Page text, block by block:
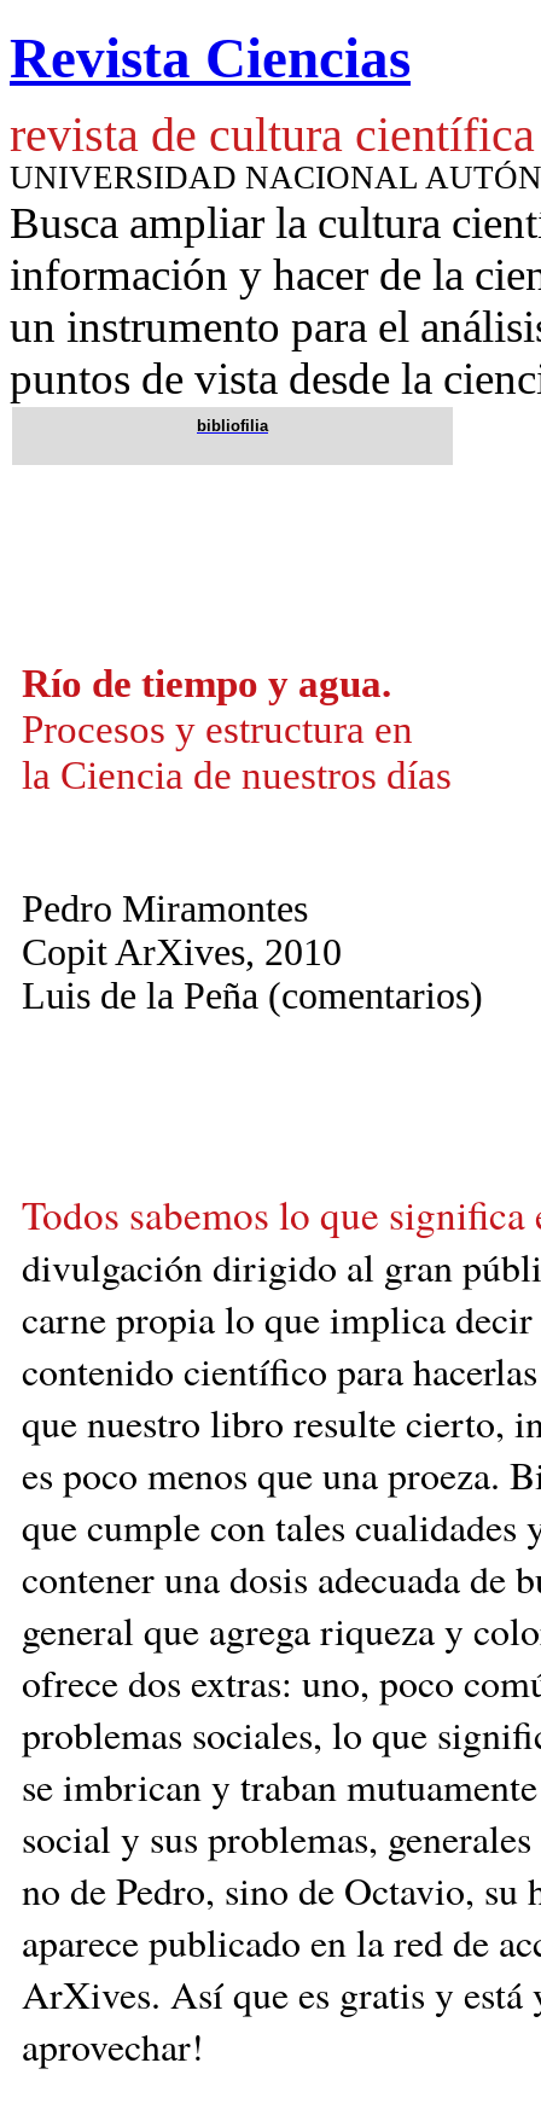
Revista Ciencias
revista de cultura científica
UNIVERSIDAD NACIONAL
Busca ampliar la cultura
información y hacer de la
un instrumento para el
puntos de vista desde la
bibliofilia
Río de tiempo y agua.
Procesos y estructura en
la Ciencia de nuestros días
Pedro Miramontes
Copit ArXives, 2010
Luis de la Peña (comentarios)
Todos sabemos lo que
divulgación dirigido al gran
carne propia lo que implica
contenido científico para hace
que nuestro libro resulte cierto,
es poco menos que una proeza.
que cumple con tales
contener una dosis adecuada de
general que agrega riqueza y
ofrece dos extras: uno, poco
problemas sociales, lo que
se imbrican y traban
social y sus problemas,
no de Pedro, sino de Octavio,
aparece publicado en la red de
ArXives. Así que es gratis y está
aprovechar!